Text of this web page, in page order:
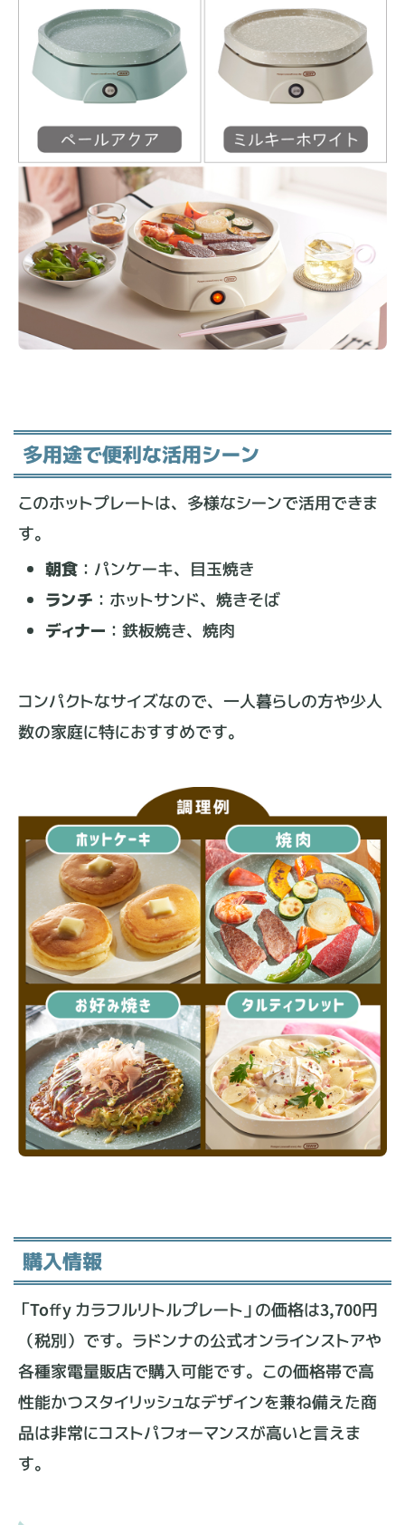
多用途で便利な活用シーン
このホットプレートは、多様なシーンで活用できま
す。
朝食 ：パンケーキ、目玉焼き
ランチ ：ホットサンド、焼きそば
ディナー ：鉄板焼き、焼肉
コンパクトなサイズなので、一人暮らしの方や少人
数の家庭に特におすすめです。
購入情報
「Toffy カラフルリトルプレート」の価格は3,700円
（税別）です。ラドンナの公式オンラインストアや
各種家電量販店で購入可能です。この価格帯で高
性能かつスタイリッシュなデザインを兼ね備えた商
品は非常にコストパフォーマンスが高いと言えま
す。